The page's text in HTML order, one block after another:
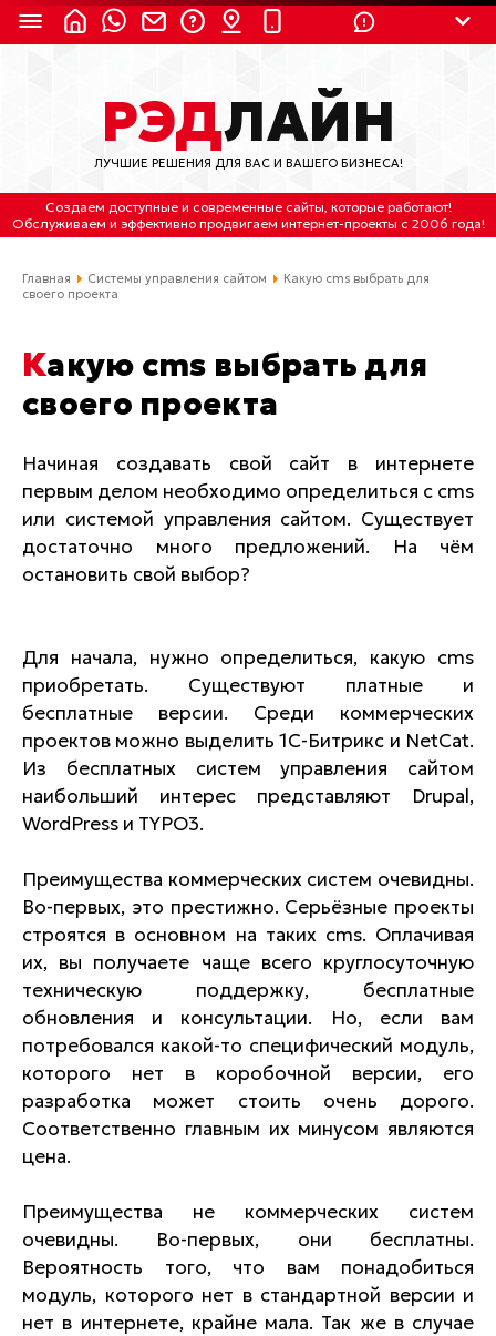
8 (800) 550-9899 (с 2:30 до 11:30 по
Мск)
Бесплатно по России
(4212) 658-653
(4212) 637-673
Отдельный вход \ Левый торец здания
Пн-пт. с 9:30 до 18:30 (по Хбк)
Все контакты
РЭДЛАЙН
ЛУЧШИЕ РЕШЕНИЯ ДЛЯ ВАС И ВАШЕГО БИЗНЕСА!
Создаем доступные и современные сайты, которые работают!
Обслуживаем и эффективно продвигаем интернет-проекты с 2006 года!
Главная Системы управления сайтом
Какую cms выбрать для
своего проекта
Какую cms выбрать для
своего проекта
Начиная создавать свой сайт в интернете
первым делом необходимо определиться с cms
или системой управления сайтом. Существует
достаточно много предложений. На чём
остановить свой выбор?
Для начала, нужно определиться, какую cms
приобретать. Существуют платные и
бесплатные версии. Среди коммерческих
проектов можно выделить 1С-Битрикс и NetCat.
Из бесплатных систем управления сайтом
наибольший интерес представляют Drupal,
WordPress и TYPO3.
Преимущества коммерческих систем очевидны.
Во-первых, это престижно. Серьёзные проекты
строятся в основном на таких cms. Оплачивая
их, вы получаете чаще всего круглосуточную
техническую поддержку, бесплатные
обновления и консультации. Но, если вам
потребовался какой-то специфический модуль,
которого нет в коробочной версии, его
разработка может стоить очень дорого.
Соответственно главным их минусом являются
цена.
Преимущества не коммерческих систем
очевидны. Во-первых, они бесплатны.
Вероятность того, что вам понадобиться
модуль, которого нет в стандартной версии и
нет в интернете, крайне мала. Так же в случае